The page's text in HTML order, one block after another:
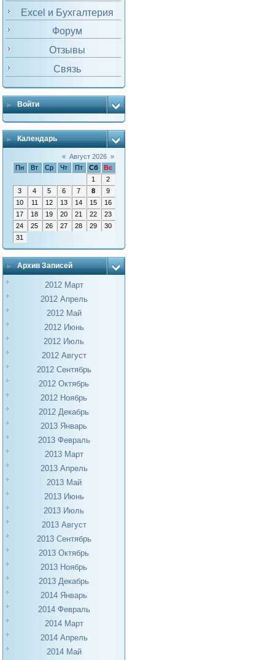
Excel и Бухгалтерия
Форум
Отзывы
Связь
Войти
Календарь
« Август 2026 »
Пн
Вт Ср Чт Пт Сб
Вс
1
2
3
4 5 6 7 8
9
10
11 12 13 14 15
16
17
18 19 20 21 22
23
24
25 26 27 28 29
30
31
Архив Записей
2012 Март
2012 Апрель
2012 Май
2012 Июнь
2012 Июль
2012 Август
2012 Сентябрь
2012 Октябрь
2012 Ноябрь
2012 Декабрь
2013 Январь
2013 Февраль
2013 Март
2013 Апрель
2013 Май
2013 Июнь
2013 Июль
2013 Август
2013 Сентябрь
2013 Октябрь
2013 Ноябрь
2013 Декабрь
2014 Январь
2014 Февраль
2014 Март
2014 Апрель
2014 Май